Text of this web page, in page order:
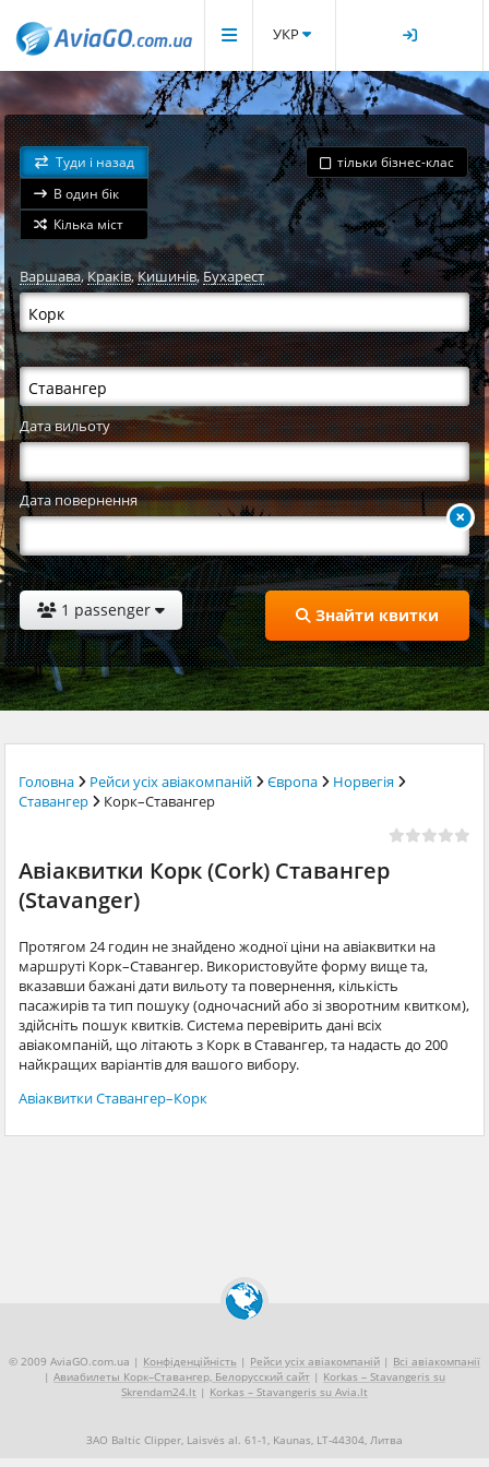
УКР
Туди і назад
В один бік
Кілька міст
тільки бізнес-клас
Варшава,Краків,Кишинів,Бухарест
Дата вильоту
Дата повернення
1 passenger Знайти квитки
Головна Рейси усіх авіакомпаній Європа
Норвегія
Ставангер
Корк–Ставангер
Авіаквитки Корк (Cork) Ставангер
(Stavanger)
Протягом 24 годин не знайдено жодної ціни на авіаквитки на
маршруті Корк–Ставангер. Використовуйте форму вище та,
вказавши бажані дати вильоту та повернення, кількість
пасажирів та тип пошуку (одночасний або зі зворотним квитком),
здійсніть пошук квитків. Система перевірить дані всіх
авіакомпаній, що літають з Корк в Ставангер, та надасть до 200
найкращих варіантів для вашого вибору.
Авіаквитки Ставангер–Корк
© 2009 AviaGO.com.ua | Конфіденційність | Рейси усіх авіакомпаній | Всі авіакомпанії
| Авиабилеты Корк–Ставангер, Белорусский сайт | Korkas – Stavangeris su
Skrendam24.lt | Korkas – Stavangeris su Avia.lt
ЗАО Baltic Clipper, Laisvės al. 61-1, Kaunas, LT-44304, Литва